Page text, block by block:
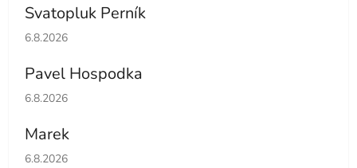
Svatopluk Perník
Hodnocení obchodu je 5 z 5 hvězdiček.
6.8.2026
Pavel Hospodka
Hodnocení obchodu je 5 z 5 hvězdiček.
6.8.2026
Marek
Hodnocení obchodu je 4 z 5 hvězdiček.
6.8.2026